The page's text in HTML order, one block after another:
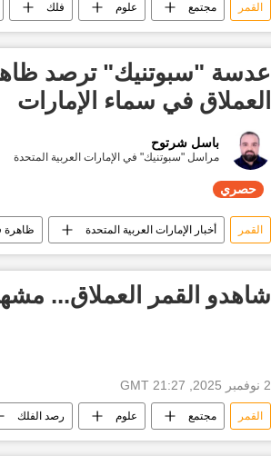
القمر مجتمع علوم فلك
عدسة "سبوتنيك" ترصد
العملاق في سماء الإمارات
باسل شرتوح
مراسل "سبوتنيك" في الإمارات العربية المتحدة
حصري
القمر أخبار الإمارات العربية المتحدة ظاهرة
شاهدو القمر العملاق...
2 نوفمبر 2025, 21:27 GMT
القمر مجتمع علوم رصد الفلك